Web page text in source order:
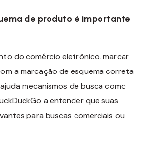
de produto é importante
do comércio eletrônico, marcar
a marcação de esquema correta
mecanismos de busca como
a entender que suas
para buscas comerciais ou